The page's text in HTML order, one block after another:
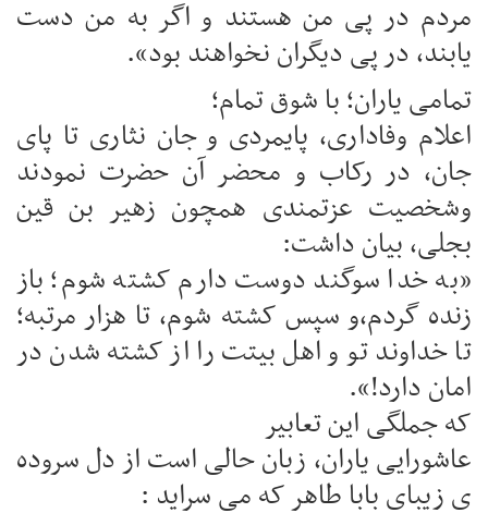
مردم در پی من هستند و اگر به من دست
یابند، در پی دیگران نخواهند بود».
تمامی یاران؛ با شوق تمام؛
اعلام وفاداری، پایمردی و جان نثاری تا پای
جان، در رکاب و محضر آن حضرت نمودند
وشخصیت عزتمندی همچون زهیر بن قین
بجلی، بیان داشت:
«به خدا سوگند دوست دارم کشته شوم؛ باز
زنده گردم،و سپس کشته شوم، تا هزار مرتبه؛
تا خداوند تو و اهل بیتت را از کشته شدن در
امان دارد!».
که جملگی این تعابیر
عاشورایی یاران، زبان حالی است از دل سروده
ی زیبای بابا طاهر که می سراید :